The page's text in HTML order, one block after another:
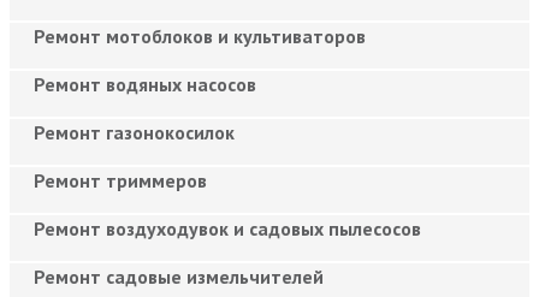
Ремонт мотоблоков и культиваторов
Ремонт водяных насосов
Ремонт газонокосилок
Ремонт триммеров
Ремонт воздуходувок и садовых пылесосов
Ремонт садовые измельчителей